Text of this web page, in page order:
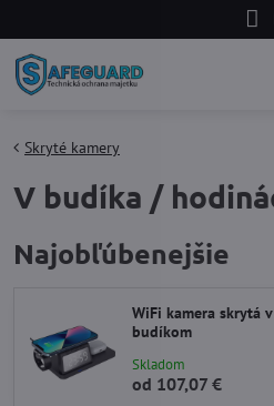
Skryté kamery
V budíka /
Najobľúbenejšie
WiFi kamera skrytá
budíkom
Skladom
od 107,07 €